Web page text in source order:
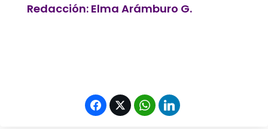
Redacción: Elma Arámburo G.